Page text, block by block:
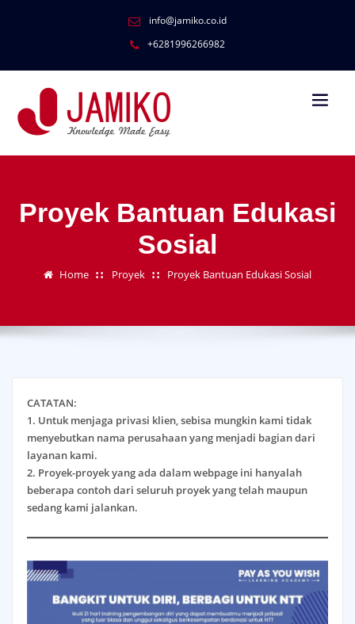
info@jamiko.co.id
+6281996266982
Proyek Bantuan Edukasi
Sosial
Home Proyek Proyek Bantuan Edukasi Sosial
CATATAN:
1. Untuk menjaga privasi klien, sebisa mungkin kami tidak
menyebutkan nama perusahaan yang menjadi bagian dari
layanan kami.
2. Proyek-proyek yang ada dalam webpage ini hanyalah
beberapa contoh dari seluruh proyek yang telah maupun
sedang kami jalankan.